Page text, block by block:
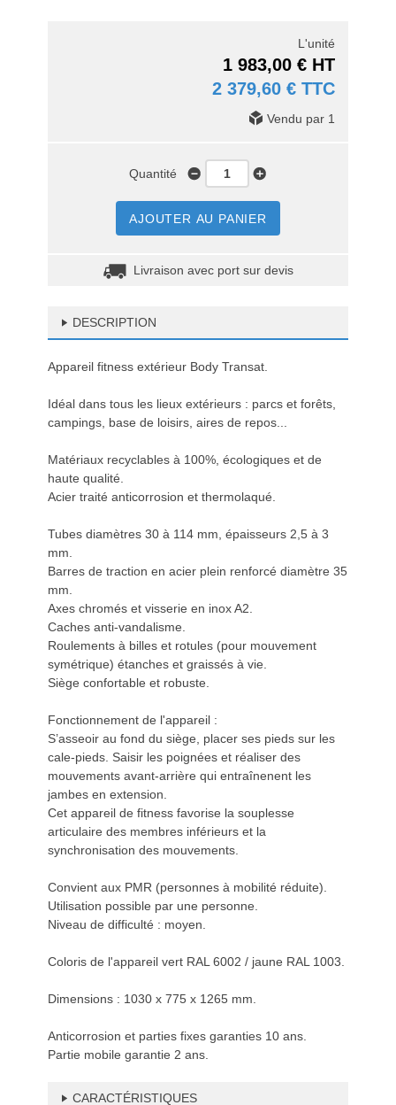
L'unité
1 983,00 € HT
2 379,60 € TTC
Vendu par 1
Quantité
AJOUTER AU PANIER
Livraison avec port sur devis
DESCRIPTION
Appareil fitness extérieur Body Transat.
Idéal dans tous les lieux extérieurs : parcs et forêts,
campings, base de loisirs, aires de repos...
Matériaux recyclables à 100%, écologiques et de
haute qualité.
Acier traité anticorrosion et thermolaqué.
Tubes diamètres 30 à 114 mm, épaisseurs 2,5 à 3
mm.
Barres de traction en acier plein renforcé diamètre 35
mm.
Axes chromés et visserie en inox A2.
Caches anti-vandalisme.
Roulements à billes et rotules (pour mouvement
symétrique) étanches et graissés à vie.
Siège confortable et robuste.
Fonctionnement de l'appareil :
S’asseoir au fond du siège, placer ses pieds sur les
cale-pieds. Saisir les poignées et réaliser des
mouvements avant-arrière qui entraînenent les
jambes en extension.
Cet appareil de fitness favorise la souplesse
articulaire des membres inférieurs et la
synchronisation des mouvements.
Convient aux PMR (personnes à mobilité réduite).
Utilisation possible par une personne.
Niveau de difficulté : moyen.
Coloris de l'appareil vert RAL 6002 / jaune RAL 1003.
Dimensions : 1030 x 775 x 1265 mm.
Anticorrosion et parties fixes garanties 10 ans.
Partie mobile garantie 2 ans.
CARACTÉRISTIQUES